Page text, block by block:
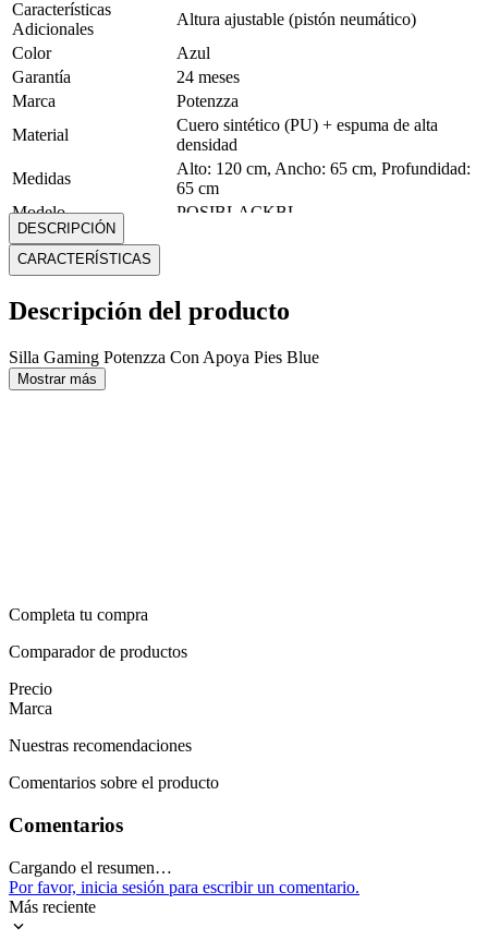
Características
Adicionales
Altura ajustable (pistón neumático)
Color
Azul
Garantía
24 meses
Marca
Potenzza
Material
Cuero sintético (PU) + espuma de alta
densidad
Medidas
Alto: 120 cm, Ancho: 65 cm, Profundidad:
65 cm
Modelo
POSIBLACKBL
Peso
Tipo
Mostrar más
DESCRIPCIÓN
CARACTERÍSTICAS
Descripción del producto
Silla Gaming Potenzza Con Apoya Pies Blue
Mostrar más
Completa tu compra
Comparador de productos
Precio
Marca
Nuestras recomendaciones
Comentarios sobre el producto
Comentarios
Cargando el resumen…
Por favor, inicia sesión para escribir un comentario.
Más reciente